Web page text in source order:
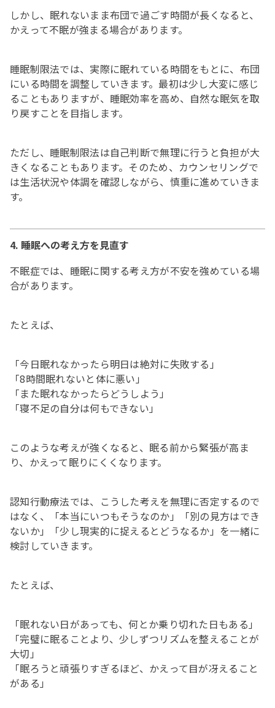
しかし、眠れないまま布団で過ごす時間が長くなると、
かえって不眠が強まる場合があります。
睡眠制限法では、実際に眠れている時間をもとに、布団
にいる時間を調整していきます。最初は少し大変に感じ
ることもありますが、睡眠効率を高め、自然な眠気を取
り戻すことを目指します。
ただし、睡眠制限法は自己判断で無理に行うと負担が大
きくなることもあります。そのため、カウンセリングで
は生活状況や体調を確認しながら、慎重に進めていきま
す。
4. 睡眠への考え方を見直す
不眠症では、睡眠に関する考え方が不安を強めている場
合があります。
たとえば、
「今日眠れなかったら明日は絶対に失敗する」
「8時間眠れないと体に悪い」
「また眠れなかったらどうしよう」
「寝不足の自分は何もできない」
このような考えが強くなると、眠る前から緊張が高ま
り、かえって眠りにくくなります。
認知行動療法では、こうした考えを無理に否定するので
はなく、「本当にいつもそうなのか」「別の見方はでき
ないか」「少し現実的に捉えるとどうなるか」を一緒に
検討していきます。
たとえば、
「眠れない日があっても、何とか乗り切れた日もある」
「完璧に眠ることより、少しずつリズムを整えることが
大切」
「眠ろうと頑張りすぎるほど、かえって目が冴えること
がある」